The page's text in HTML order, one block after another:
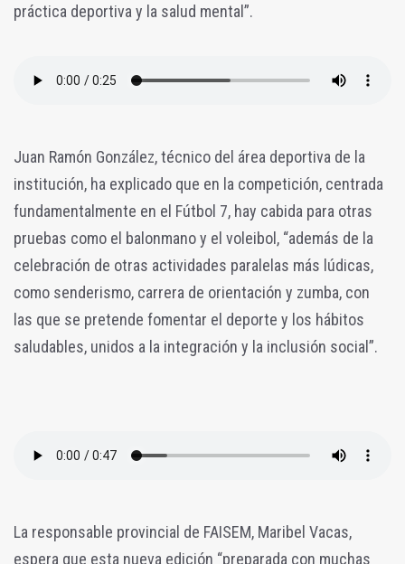
práctica deportiva y la salud mental”.
Juan Ramón González, técnico del área deportiva de la
institución, ha explicado que en la competición, centrada
fundamentalmente en el Fútbol 7, hay cabida para otras
pruebas como el balonmano y el voleibol, “además de la
celebración de otras actividades paralelas más lúdicas,
como senderismo, carrera de orientación y zumba, con
las que se pretende fomentar el deporte y los hábitos
saludables, unidos a la integración y la inclusión social”.
La responsable provincial de FAISEM, Maribel Vacas,
espera que esta nueva edición “preparada con muchas